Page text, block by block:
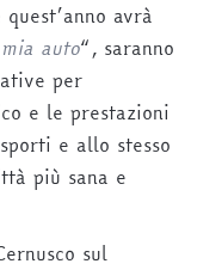
avrà
auto“, saranno
per
e le prestazioni
e allo stesso
più sana e
sul